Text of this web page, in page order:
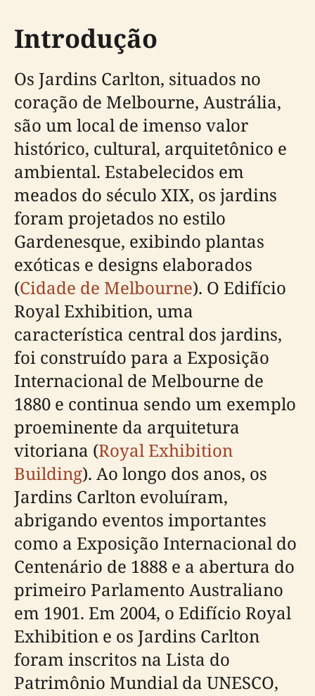
Introdução
Os Jardins Carlton, situados no
coração de Melbourne, Austrália,
são um local de imenso valor
histórico, cultural, arquitetônico e
ambiental. Estabelecidos em
meados do século XIX, os jardins
foram projetados no estilo
Gardenesque, exibindo plantas
exóticas e designs elaborados
(Cidade de Melbourne). O Edifício
Royal Exhibition, uma
característica central dos jardins,
foi construído para a Exposição
Internacional de Melbourne de
1880 e continua sendo um exemplo
proeminente da arquitetura
vitoriana (Royal Exhibition
Building). Ao longo dos anos, os
Jardins Carlton evoluíram,
abrigando eventos importantes
como a Exposição Internacional do
Centenário de 1888 e a abertura do
primeiro Parlamento Australiano
em 1901. Em 2004, o Edifício Royal
Exhibition e os Jardins Carlton
foram inscritos na Lista do
Patrimônio Mundial da UNESCO,